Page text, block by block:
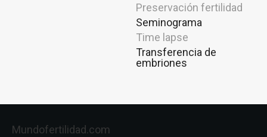
Preservación fertilidad
Seminograma
Time lapse
Transferencia de
embriones
Mundofertilidad.com